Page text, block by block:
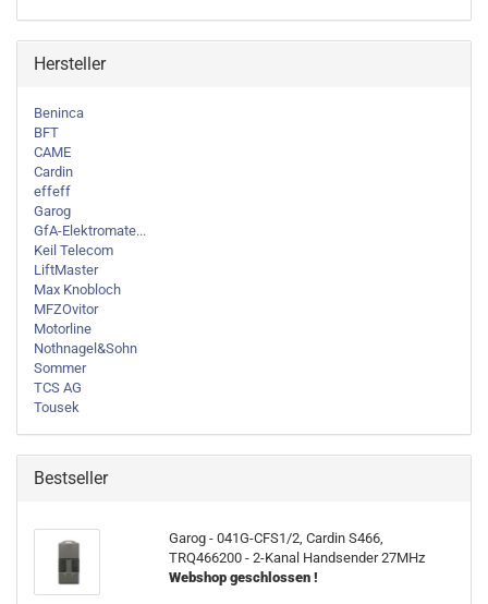
Hersteller
Beninca
BFT
CAME
Cardin
effeff
Garog
GfA-Elektromate...
Keil Telecom
LiftMaster
Max Knobloch
MFZOvitor
Motorline
Nothnagel&Sohn
Sommer
TCS AG
Tousek
Bestseller
Garog - 041G-CFS1/2, Cardin S466,
TRQ466200 - 2-Kanal Handsender 27MHz
Webshop geschlossen !